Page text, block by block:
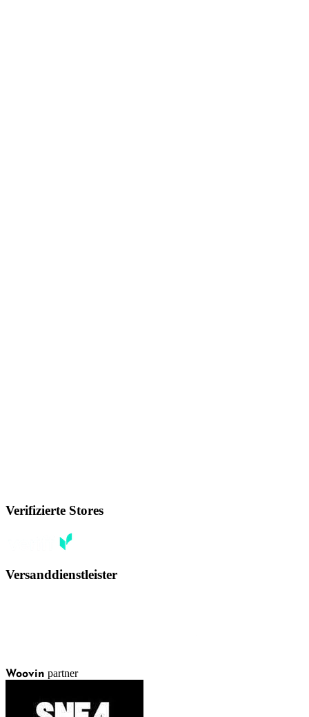
Verifizierte Stores
Versanddienstleister
Woovin partner